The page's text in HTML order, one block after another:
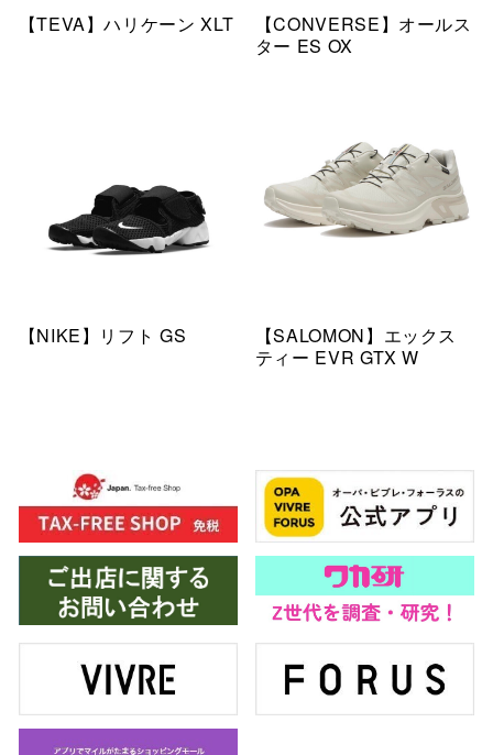
【TEVA】ハリケーン XLT
【CONVERSE】オールス
ター ES OX
【NIKE】リフト GS
【SALOMON】エックス
ティー EVR GTX W